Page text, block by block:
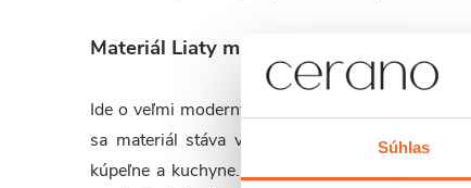
Súhlas
Materiál Liaty mramor
Ide o veľmi moderný kompozitný materiál
sa materiál stáva veľmi odolným proti
kúpeľne a kuchyne. Je ekologicky šetrný,